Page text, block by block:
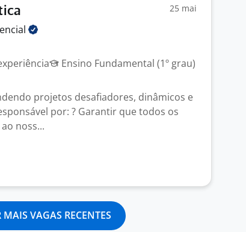
25 mai
Ensino Fundamental (1º grau)
projetos desafiadores, dinâmicos e
por: ? Garantir que todos os
noss...
MAIS VAGAS RECENTES